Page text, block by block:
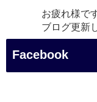
お疲れ様で
ブログ更新
「マジシャ
Facebook